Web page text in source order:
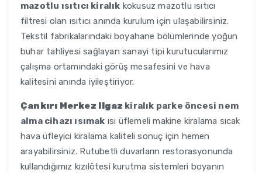
mazotlu ısıtıcı kiralık kokusuz mazotlu ısıtıcı
filtresi olan ısıtıcı anında kurulum için ulaşabilirsiniz.
Tekstil fabrikalarındaki boyahane bölümlerinde yoğun
buhar tahliyesi sağlayan sanayi tipi kurutucularımız
çalışma ortamındaki görüş mesafesini ve hava
kalitesini anında iyileştiriyor.
Çankırı Merkez Ilgaz kiralık parke öncesi nem
alma cihazı ısımak ısı üflemeli makine kiralama sıcak
hava üfleyici kiralama kaliteli sonuç için hemen
arayabilirsiniz. Rutubetli duvarların restorasyonunda
kullandığımız kızılötesi kurutma sistemleri boyanın